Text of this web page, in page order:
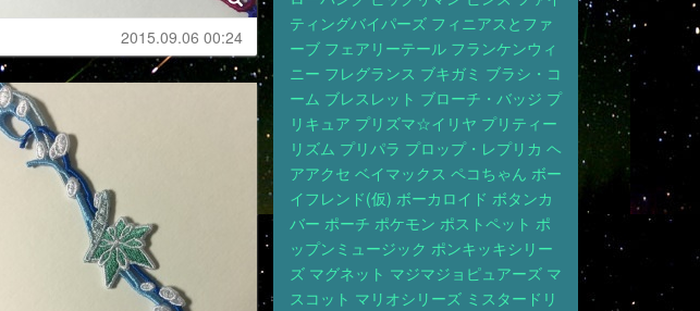
2015.09.06 00:24
ティングバイパーズ フィニアスとファ
ーブ フェアリーテール フランケンウィ
ニー フレグランス ブキガミ ブラシ・コ
ーム ブレスレット ブローチ・バッジ プ
リキュア プリズマ☆イリヤ プリティー
リズム プリパラ プロップ・レプリカ ヘ
アアクセ ベイマックス ペコちゃん ボー
イフレンド(仮) ボーカロイド ボタンカ
バー ポーチ ポケモン ポストペット ポ
ップンミュージック ポンキッキシリー
ズ マグネット マジマジョピュアーズ マ
スコット マリオシリーズ ミスタードリ